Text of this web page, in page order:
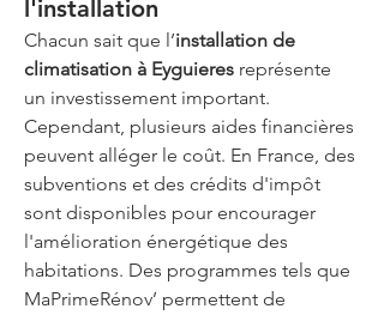
l'installation
Chacun sait que l’installation de
climatisation à Eyguieres représente
un investissement important.
Cependant, plusieurs aides financières
peuvent alléger le coût. En France, des
subventions et des crédits d'impôt
sont disponibles pour encourager
l'amélioration énergétique des
habitations. Des programmes tels que
MaPrimeRénov’ permettent de